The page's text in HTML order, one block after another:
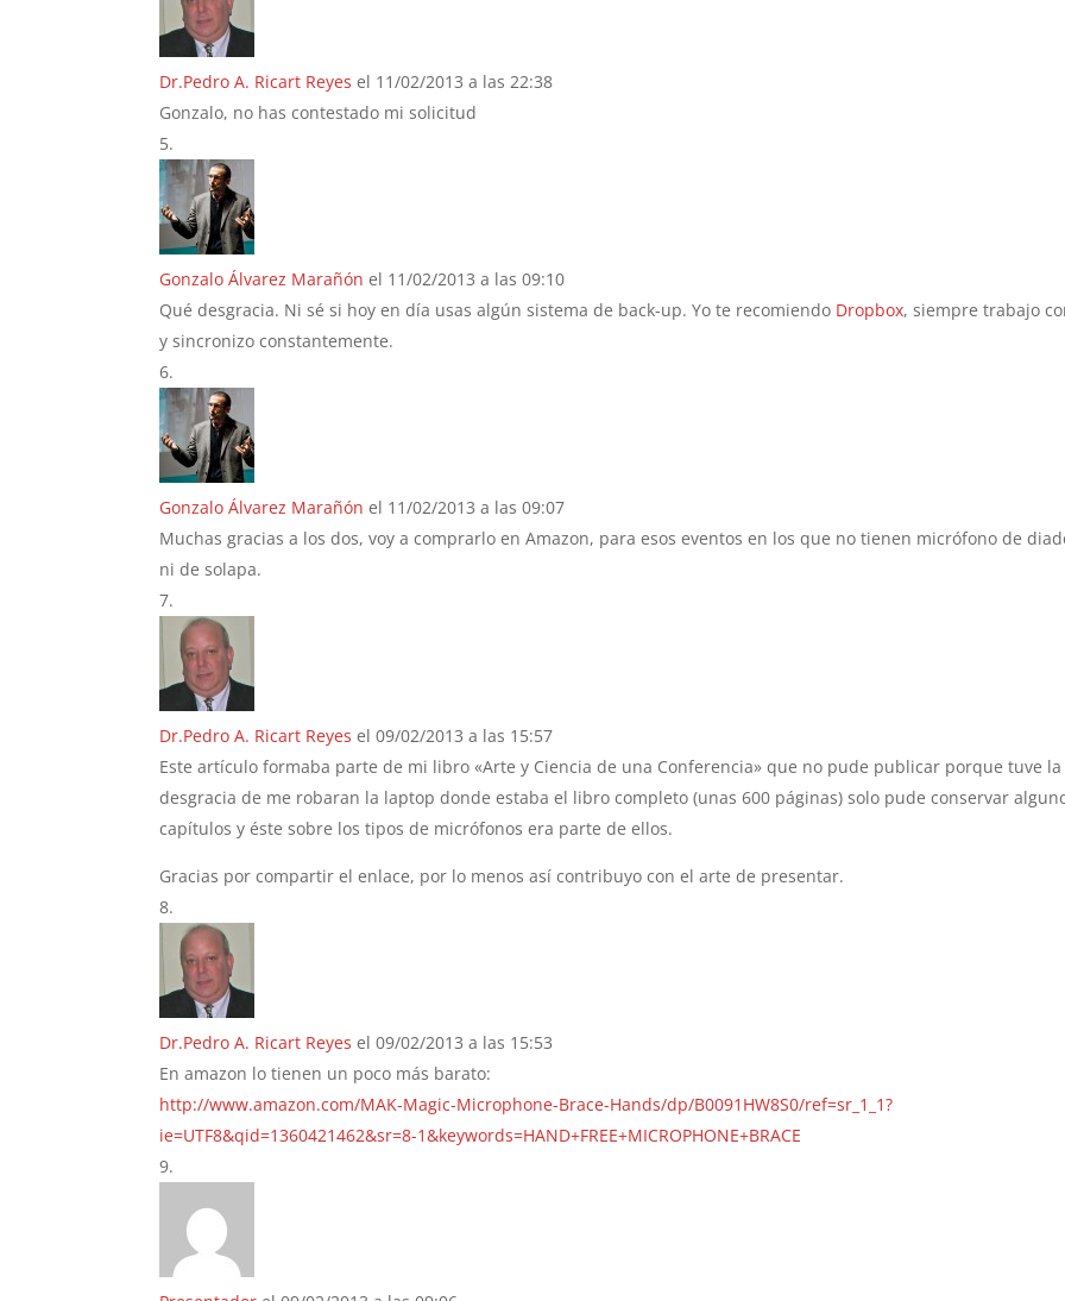
Dr.Pedro A. Ricart Reyes el 11/02/2013 a las 22:38
Gonzalo, no has contestado mi solicitud
Gonzalo Álvarez Marañón el 11/02/2013 a las 09:10
Qué desgracia. Ni sé si hoy en día usas algún sistema de back-up. Yo te recomiendo Dropbox, siempre trabajo
y sincronizo constantemente.
Gonzalo Álvarez Marañón el 11/02/2013 a las 09:07
Muchas gracias a los dos, voy a comprarlo en Amazon, para esos eventos en los que no tienen micrófono de
ni de solapa.
Dr.Pedro A. Ricart Reyes el 09/02/2013 a las 15:57
Este artículo formaba parte de mi libro «Arte y Ciencia de una Conferencia» que no pude publicar porque tuve la
desgracia de me robaran la laptop donde estaba el libro completo (unas 600 páginas) solo pude conservar
capítulos y éste sobre los tipos de micrófonos era parte de ellos.
Gracias por compartir el enlace, por lo menos así contribuyo con el arte de presentar.
Dr.Pedro A. Ricart Reyes el 09/02/2013 a las 15:53
En amazon lo tienen un poco más barato:
http://www.amazon.com/MAK-Magic-Microphone-Brace-Hands/dp/B0091HW8S0/ref=sr_1_1?
ie=UTF8&qid=1360421462&sr=8-1&keywords=HAND+FREE+MICROPHONE+BRACE